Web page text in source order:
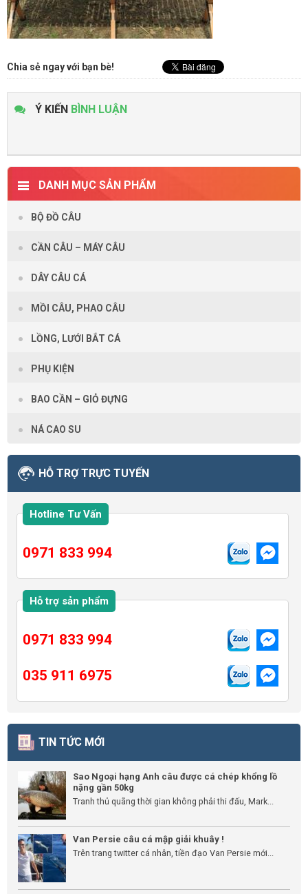
Chia sẻ ngay với bạn bè!
Ý KIẾN BÌNH LUẬN
DANH MỤC SẢN PHẨM
BỘ ĐỒ CÂU
CẦN CÂU – MÁY CÂU
DÂY CÂU CÁ
MỒI CÂU, PHAO CÂU
LỒNG, LƯỚI BẮT CÁ
PHỤ KIỆN
BAO CẦN – GIỎ ĐỰNG
NÁ CAO SU
HỖ TRỢ TRỰC TUYẾN
Hotline Tư Vấn
0971 833 994
Hỗ trợ sản phẩm
0971 833 994
035 911 6975
TIN TỨC MỚI
Sao Ngoại hạng Anh câu được cá chép khổng lồ
nặng gần 50kg
Tranh thủ quãng thời gian không phải thi đấu, Mark...
Van Persie câu cá mập giải khuây !
Trên trang twitter cá nhân, tiền đạo Van Persie mới...